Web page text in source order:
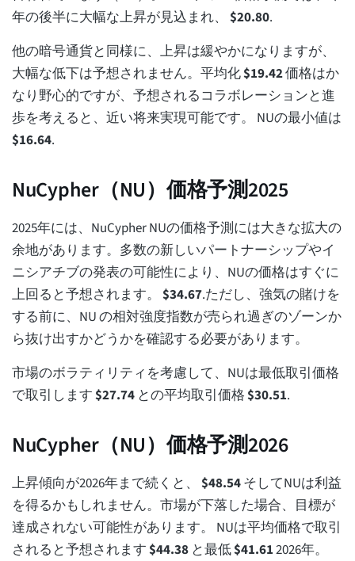
年の後半に大幅な上昇が見込まれ、 $20.80.
他の暗号通貨と同様に、上昇は緩やかになりますが、
大幅な低下は予想されません。平均化$19.42価格はか
なり野心的ですが、予想されるコラボレーションと進
歩を考えると、近い将来実現可能です。 NUの最小値は
$16.64.
NuCypher（NU）価格予測2025
2025年には、NuCypher NUの価格予測には大きな拡大の
余地があります。多数の新しいパートナーシップやイ
ニシアチブの発表の可能性により、NUの価格はすぐに
上回ると予想されます。 $34.67.ただし、強気の賭けを
する前に、NU の相対強度指数が売られ過ぎのゾーンか
ら抜け出すかどうかを確認する必要があります。
市場のボラティリティを考慮して、NUは最低取引価格
で取引します$27.74 との平均取引価格$30.51.
NuCypher（NU）価格予測2026
上昇傾向が2026年まで続くと、 $48.54そしてNUは利益
を得るかもしれません。市場が下落した場合、目標が
達成されない可能性があります。 NUは平均価格で取引
されると予想されます$44.38 と最低$41.612026年。